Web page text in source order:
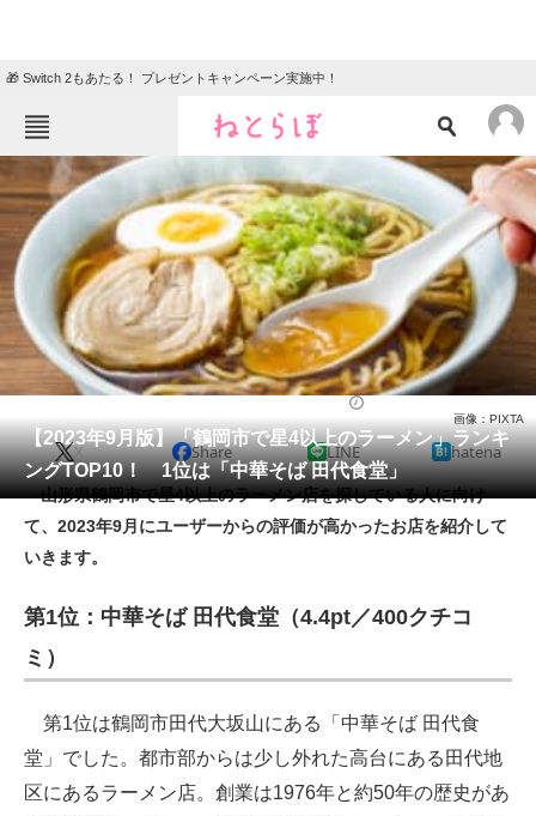
🎁 Switch 2もあたる！ プレゼントキャンペーン実施中！
ねとらぼメニュー
TOP ニュース
エンタメ クイズ
地域
住まい 教育・育児
動物 リサーチ
会員記事
メディア
注目記事を集めた総合ページ
ビジネスと働き方のヒント
【2023年9月版】「鶴岡市で星4以上のラーメン」ランキ
ングTOP10！ 1位は「中華そば 田代食堂」
画像：PIXTA
X Share LINE hatena
山形県鶴岡市で星4以上のラーメン店を探している人に向け
て、2023年9月にユーザーからの評価が高かったお店を紹介して
いきます。
第1位：中華そば 田代食堂（4.4pt／400クチコ
ミ）
第1位は鶴岡市田代大坂山にある「中華そば 田代食
堂」でした。都市部からは少し外れた高台にある田代地
区にあるラーメン店。創業は1976年と約50年の歴史があ